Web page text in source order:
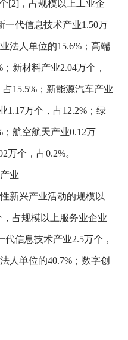
[2] ，占规模以上工业企
一代信息技术产业1.50万
法人单位的15.6% ；高端
；新材料产业2.04万个，
占15.5% ；新能源汽车产业
1.17万个，占12.2% ；绿
；航空航天产业0.12万
万个，占0.2%。
业
新兴产业活动的规模以
，占规模以上服务业企业
代信息技术产业2.5万个，
人单位的40.7% ；数字创